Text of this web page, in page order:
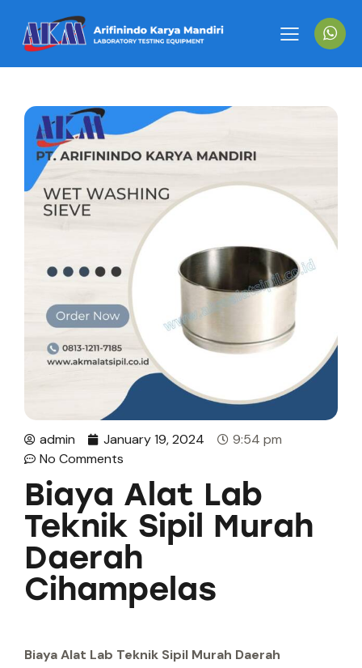
admin January 19, 2024
9:54 pm
No Comments
Biaya Alat Lab
Teknik Sipil Murah
Daerah
Cihampelas
Biaya Alat Lab Teknik Sipil Murah Daerah